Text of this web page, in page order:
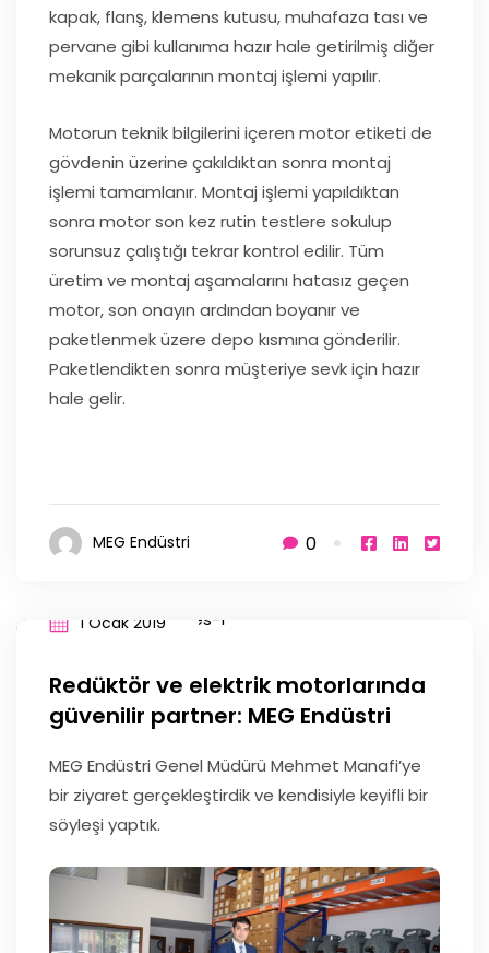
kapak, flanş, klemens kutusu, muhafaza tası ve
pervane gibi kullanıma hazır hale getirilmiş diğer
mekanik parçalarının montaj işlemi yapılır.
Motorun teknik bilgilerini içeren motor etiketi de
gövdenin üzerine çakıldıktan sonra montaj
işlemi tamamlanır. Montaj işlemi yapıldıktan
sonra motor son kez rutin testlere sokulup
sorunsuz çalıştığı tekrar kontrol edilir. Tüm
üretim ve montaj aşamalarını hatasız geçen
motor, son onayın ardından boyanır ve
paketlenmek üzere depo kısmına gönderilir.
Paketlendikten sonra müşteriye sevk için hazır
hale gelir.
MEG Endüstri 0
1 Ocak 2019
Redüktör ve elektrik motorlarında
güvenilir partner: MEG Endüstri
MEG Endüstri Genel Müdürü Mehmet Manafi’ye
bir ziyaret gerçekleştirdik ve kendisiyle keyifli bir
söyleşi yaptık.